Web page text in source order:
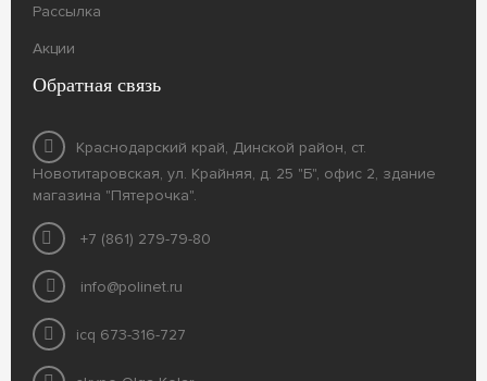
Рассылка
Акции
Обратная связь
Краснодарский край, Динской район, ст.
Новотитаровская, ул. Крайняя, д. 25 "Б", офис 2, здание
магазина "Пятерочка".
+7 (861) 279-79-80
info@polinet.ru
icq 673-316-727